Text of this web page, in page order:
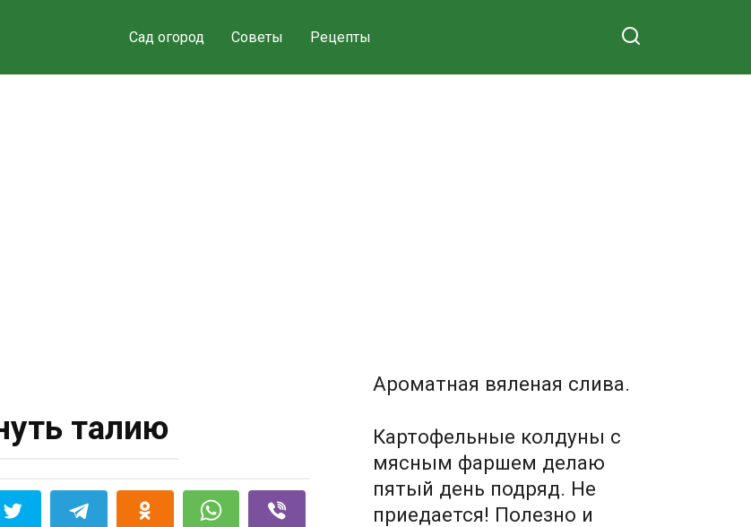
Сад огород Советы Рецепты
талию
Ароматная вяленая слива.
Картофельные колдуны с
мясным фаршем делаю
пятый день подряд. Не
приедается! Полезно и